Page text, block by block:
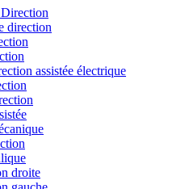
Direction
direction
assistée électrique
droite